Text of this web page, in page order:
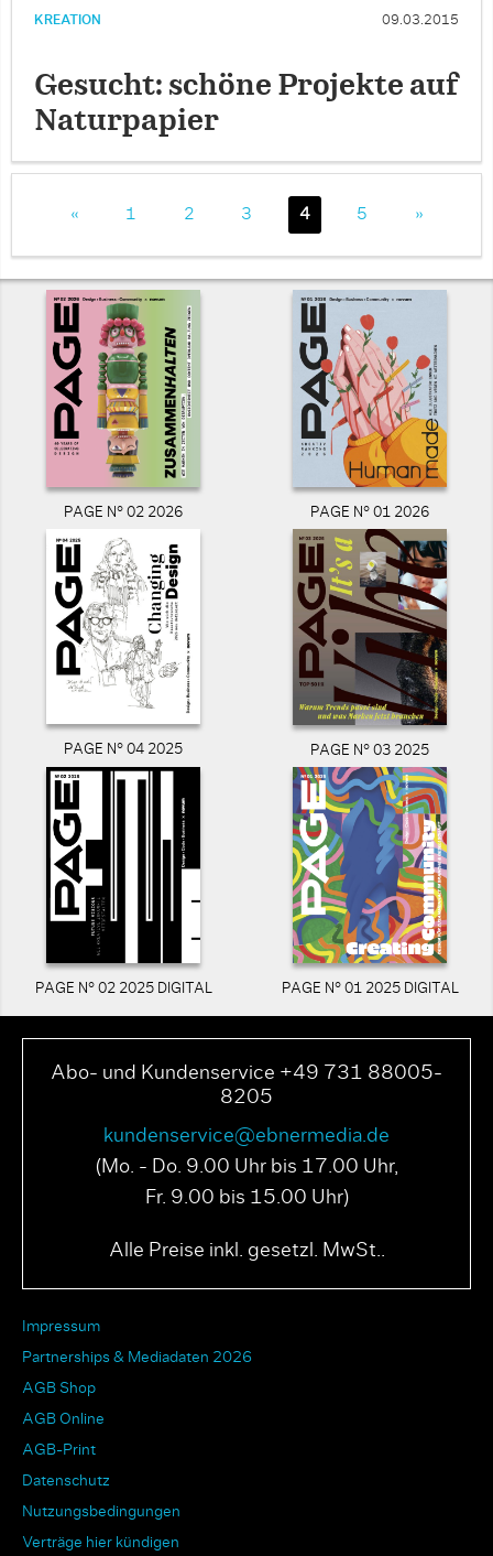
KREATION 09.03.2015
Gesucht: schöne Projekte auf
Naturpapier
« 1 2 3 4 5 »
PAGE N° 02 2026 PAGE N° 01 2026
PAGE N° 04 2025 PAGE N° 03 2025
PAGE N° 02 2025 DIGITAL PAGE N° 01 2025 DIGITAL
Abo- und Kundenservice +49 731 88005-
8205
kundenservice@ebnermedia.de
(Mo. - Do. 9.00 Uhr bis 17.00 Uhr,
Fr. 9.00 bis 15.00 Uhr)
Alle Preise inkl. gesetzl. MwSt..
Impressum
Partnerships & Mediadaten 2026
AGB Shop
AGB Online
AGB-Print
Datenschutz
Nutzungsbedingungen
Verträge hier kündigen